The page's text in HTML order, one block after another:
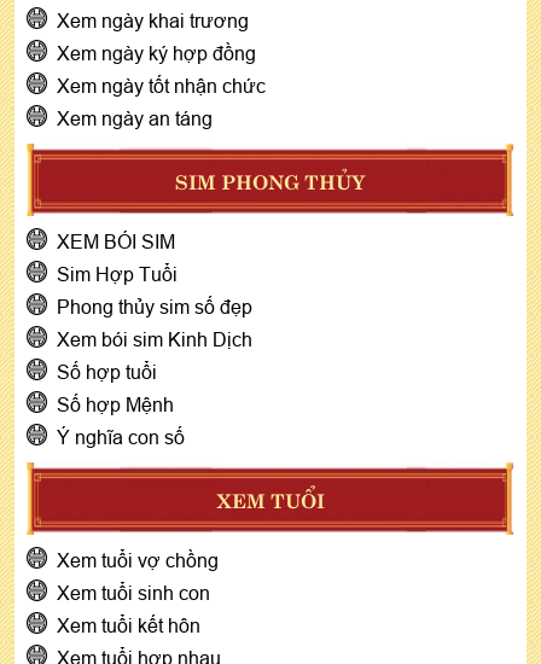
Xem ngày khai trương
Xem ngày ký hợp đồng
Xem ngày tốt nhận chức
Xem ngày an táng
SIM PHONG THỦY
XEM BÓI SIM
Sim Hợp Tuổi
Phong thủy sim số đẹp
Xem bói sim Kinh Dịch
Số hợp tuổi
Số hợp Mệnh
Ý nghĩa con số
XEM TUỔI
Xem tuổi vợ chồng
Xem tuổi sinh con
Xem tuổi kết hôn
Xem tuổi hợp nhau